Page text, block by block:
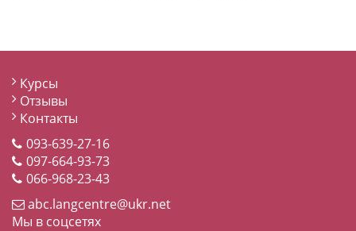
Курсы
Отзывы
Контакты
093-639-27-16
097-664-93-73
066-968-23-43
abc.langcentre@ukr.net
Мы в соцсетях